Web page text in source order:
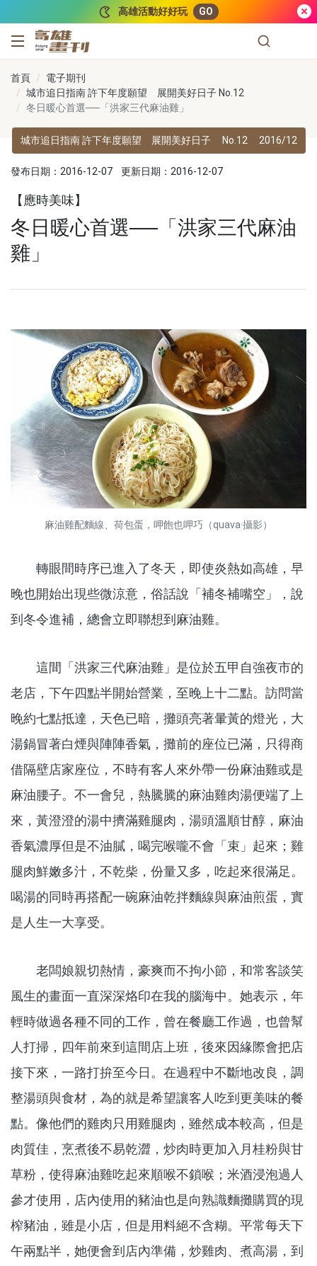
高雄活動好好玩 GO
高雄畫刊
首頁
電子期刊
城市追日指南 許下年度願望 展開美好日子 No.12
冬日暖心首選──「洪家三代麻油雞」
城市追日指南 許下年度願望 展開美好日子 No.12 2016/12
發布日期：2016-12-07 更新日期：2016-12-07
【應時美味】
冬日暖心首選──「洪家三代麻油
雞」
麻油雞配麵線、荷包蛋，呷飽也呷巧（quava·攝影）
轉眼間時序已進入了冬天，即使炎熱如高雄，早
晚也開始出現些微涼意，俗話說「補冬補嘴空」，說
到冬令進補，總會立即聯想到麻油雞。
這間「洪家三代麻油雞」是位於五甲自強夜市的
老店，下午四點半開始營業，至晚上十二點。訪問當
晚約七點抵達，天色已暗，攤頭亮著暈黃的燈光，大
湯鍋冒著白煙與陣陣香氣，攤前的座位已滿，只得商
借隔壁店家座位，不時有客人來外帶一份麻油雞或是
麻油腰子。不一會兒，熱騰騰的麻油雞肉湯便端了上
來，黃澄澄的湯中擠滿雞腿肉，湯頭溫順甘醇，麻油
香氣濃厚但是不油膩，喝完喉嚨不會「束」起來；雞
腿肉鮮嫩多汁，不乾柴，份量又多，吃起來很滿足。
喝湯的同時再搭配一碗麻油乾拌麵線與麻油煎蛋，實
是人生一大享受。
老闆娘親切熱情，豪爽而不拘小節，和常客談笑
風生的畫面一直深深烙印在我的腦海中。她表示，年
輕時做過各種不同的工作，曾在餐廳工作過，也曾幫
人打掃，四年前來到這間店上班，後來因緣際會把店
接下來，一路打拚至今日。在過程中不斷地改良，調
整湯頭與食材，為的就是希望讓客人吃到更美味的餐
點。像他們的雞肉只用雞腿肉，雖然成本較高，但是
肉質佳，烹煮後不易乾澀，炒肉時更加入月桂粉與甘
草粉，使得麻油雞吃起來順喉不鎖喉；米酒浸泡過人
參才使用，店內使用的豬油也是向熟識麵攤購買的現
榨豬油，雖是小店，但是用料絕不含糊。平常每天下
午兩點半，她便會到店內準備，炒雞肉、煮高湯，到